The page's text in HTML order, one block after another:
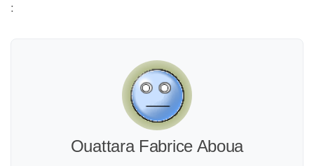
:
Ouattara Fabrice Aboua